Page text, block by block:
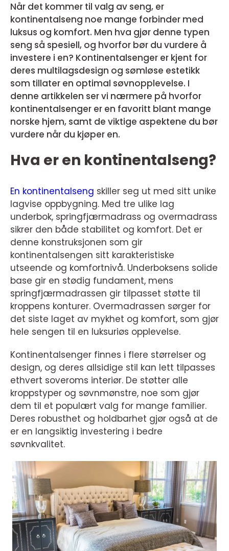
Når det kommer til valg av seng, er
kontinentalseng noe mange forbinder med
luksus og komfort. Men hva gjør denne typen
seng så spesiell, og hvorfor bør du vurdere å
investere i en? Kontinentalsenger er kjent for
deres multilagsdesign og sømløse estetikk
som tillater en optimal søvnopplevelse. I
denne artikkelen ser vi nærmere på hvorfor
kontinentalsenger er en favoritt blant mange
norske hjem, samt de viktige aspektene du bør
vurdere når du kjøper en.
Hva er en kontinentalseng?
En kontinentalseng skiller seg ut med sitt unike
lagvise oppbygning. Med tre ulike lag
underbok, springfjærmadrass og overmadrass
sikrer den både stabilitet og komfort. Det er
denne konstruksjonen som gir
kontinentalsengen sitt karakteristiske
utseende og komfortnivå. Underboksens solide
base gir en stødig fundament, mens
springfjærmadrassen gir tilpasset støtte til
kroppens konturer. Overmadrassen sørger for
det siste laget av mykhet og komfort, som gjør
hele sengen til en luksuriøs opplevelse.
Kontinentalsenger finnes i flere størrelser og
design, og deres allsidige stil kan lett tilpasses
ethvert soveroms interiør. De støtter alle
kroppstyper og søvnmønstre, noe som gjør
dem til et populært valg for mange familier.
Deres robusthet og holdbarhet gjør også at de
er en langsiktig investering i bedre
søvnkvalitet.